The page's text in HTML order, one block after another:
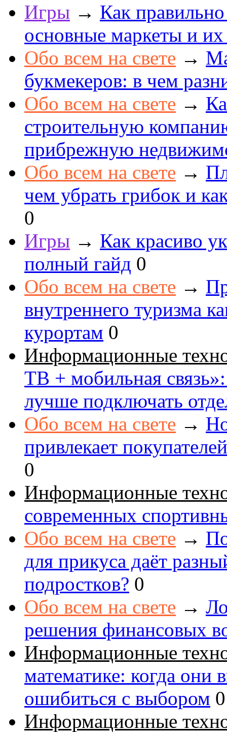
Игры → Как
основные маркеты и
Обо всем на свете →
букмекеров: в чем
Обо всем на свете →
строительную
прибрежную
Обо всем на свете →
чем убрать грибок и
0
Игры → Как красиво
полный гайд 0
Обо всем на свете →
внутреннего туризма
курортам 0
Информационные
ТВ + мобильная
лучше подключать
Обо всем на свете →
привлекает
0
Информационные
современных
Обо всем на свете →
для прикуса даёт
подростков? 0
Обо всем на свете →
решения финансовых
Информационные
математике: когда они
ошибиться с выбором 0
Информационные